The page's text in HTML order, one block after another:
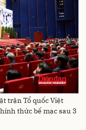
trận Tổ quốc Việt
thức bế mạc sau 3